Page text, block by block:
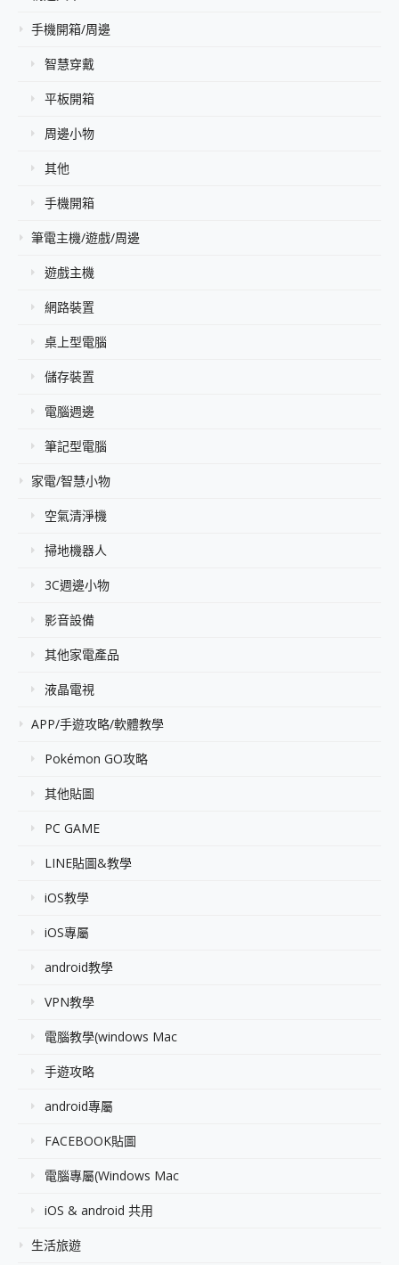
手機開箱/周邊
智慧穿戴
平板開箱
周邊小物
其他
手機開箱
筆電主機/遊戲/周邊
遊戲主機
網路裝置
桌上型電腦
儲存裝置
電腦週邊
筆記型電腦
家電/智慧小物
空氣清淨機
掃地機器人
3C週邊小物
影音設備
其他家電產品
液晶電視
APP/手遊攻略/軟體教學
Pokémon GO攻略
其他貼圖
PC GAME
LINE貼圖&教學
iOS教學
iOS專屬
android教學
VPN教學
電腦教學(windows Mac
手遊攻略
android專屬
FACEBOOK貼圖
電腦專屬(Windows Mac
iOS & android 共用
生活旅遊